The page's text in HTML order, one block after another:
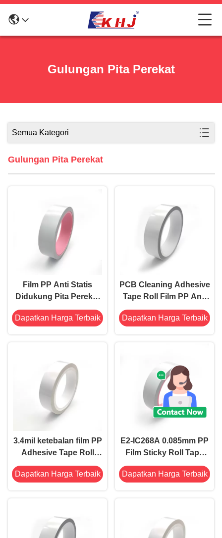
Gulungan Pita Perekat
Semua Kategori
Gulungan Pita Perekat
Film PP Anti Statis
Didukung Pita Perekat
Akrilik Gulungan Silikon
Gratis OEM ODM
Dapatkan Harga Terbaik
PCB Cleaning Adhesive
Tape Roll Film PP Anti
Statis 0.09mm Sticky
Roll Tape
Dapatkan Harga Terbaik
3.4mil ketebalan film PP
Adhesive Tape Roll
untuk elektronik bersih
Dapatkan Harga Terbaik
E2-IC268A 0.085mm PP
Film Sticky Roll Tape
Putih Antistatik Tape
Untuk Membersihkan
Dapatkan Harga Terbaik